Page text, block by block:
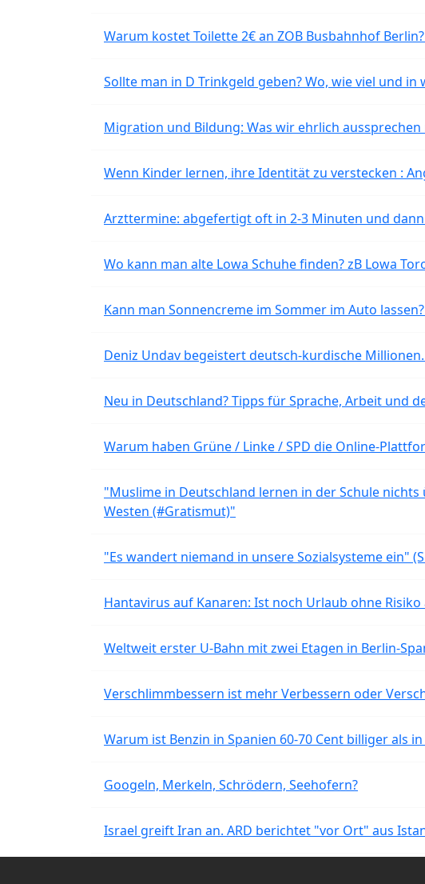
Warum kostet Toilette 2€ an ZOB Busbahnhof
Sollte man in D Trinkgeld geben? Wo, wie viel und
Migration und Bildung: Was wir ehrlich
Wenn Kinder lernen, ihre Identität zu verstecken :
Arzttermine: abgefertigt oft in 2-3 Minuten und
Wo kann man alte Lowa Schuhe finden? zB Lowa
Kann man Sonnencreme im Sommer im Auto
Deniz Undav begeistert deutsch-kurdische
Neu in Deutschland? Tipps für Sprache, Arbeit und
Warum haben Grüne / Linke / SPD die Online-
"Muslime in Deutschland lernen in der Schule
Westen (#Gratismut)"
"Es wandert niemand in unsere Sozialsysteme ein"
Hantavirus auf Kanaren: Ist noch Urlaub ohne
Weltweit erster U-Bahn mit zwei Etagen in Berlin-
Verschlimmbessern ist mehr Verbessern oder
Warum ist Benzin in Spanien 60-70 Cent billiger als
Googeln, Merkeln, Schrödern, Seehofern?
Israel greift Iran an. ARD berichtet "vor Ort" aus